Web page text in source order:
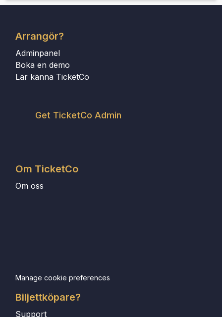
Arrangör?
Adminpanel
Boka en demo
Lär känna TicketCo
Get TicketCo Admin
Om TicketCo
Om oss
Manage cookie preferences
Biljettköpare?
Support